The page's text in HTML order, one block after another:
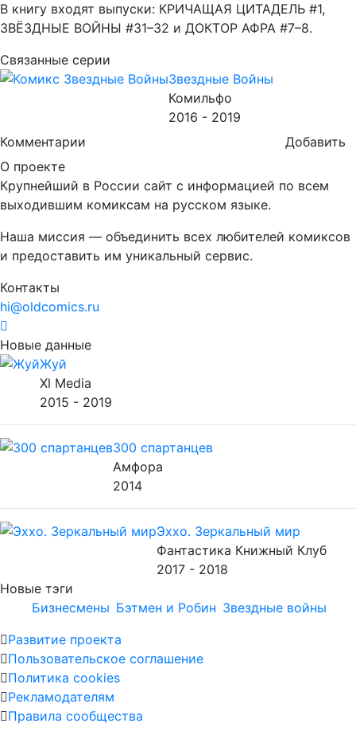
В книгу входят выпуски: КРИЧАЩАЯ ЦИТАДЕЛЬ #1,
ЗВЁЗДНЫЕ ВОЙНЫ #31–32 и ДОКТОР АФРА #7–8.
Связанные серии
Звездные Войны
Комильфо
2016 - 2019
Комментарии
Добавить
О проекте
Крупнейший в России сайт с информацией по всем
выходившим комиксам на русском языке.
Наша миссия — объединить всех любителей комиксов
и предоставить им уникальный сервис.
Контакты
hi@oldcomics.ru
Новые данные
Жуй
Xl Media
2015 - 2019
300 спартанцев
Амфора
2014
Эххо. Зеркальный мир
Фантастика Книжный Клуб
2017 - 2018
Новые тэги
Бизнесмены Бэтмен и Робин Звездные войны
Развитие проекта
Пользовательское соглашение
Политика cookies
Рекламодателям
Правила сообщества